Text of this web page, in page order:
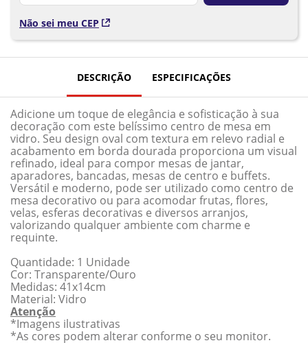
Não sei meu CEP
DESCRIÇÃO ESPECIFICAÇÕES
Adicione um toque de elegância e sofisticação à sua
decoração com este belíssimo centro de mesa em
vidro. Seu design oval com textura em relevo radial e
acabamento em borda dourada proporciona um visual
refinado, ideal para compor mesas de jantar,
aparadores, bancadas, mesas de centro e buffets.
Versátil e moderno, pode ser utilizado como centro de
mesa decorativo ou para acomodar frutas, flores,
velas, esferas decorativas e diversos arranjos,
valorizando qualquer ambiente com charme e
requinte.
Quantidade: 1 Unidade
Cor: Transparente/Ouro
Medidas: 41x14cm
Material: Vidro
Atenção
*Imagens ilustrativas
*As cores podem alterar conforme o seu monitor.